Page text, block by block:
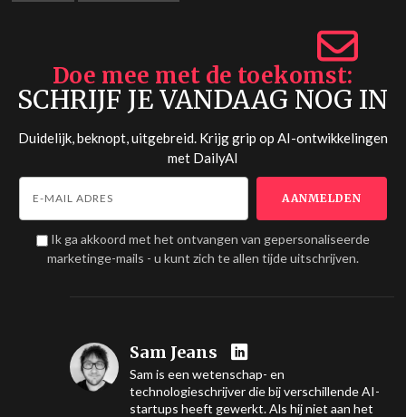
Doe mee met de toekomst
SCHRIJF JE VANDAAG NOG IN
Duidelijk, beknopt, uitgebreid. Krijg grip op AI-ontwikkelingen
met DailyAI
Ik ga akkoord met het ontvangen van gepersonaliseerde
marketinge-mails - u kunt zich te allen tijde uitschrijven.
Sam Jeans
Sam is een wetenschap- en
technologieschrijver die bij verschillende AI-
startups heeft gewerkt. Als hij niet aan het